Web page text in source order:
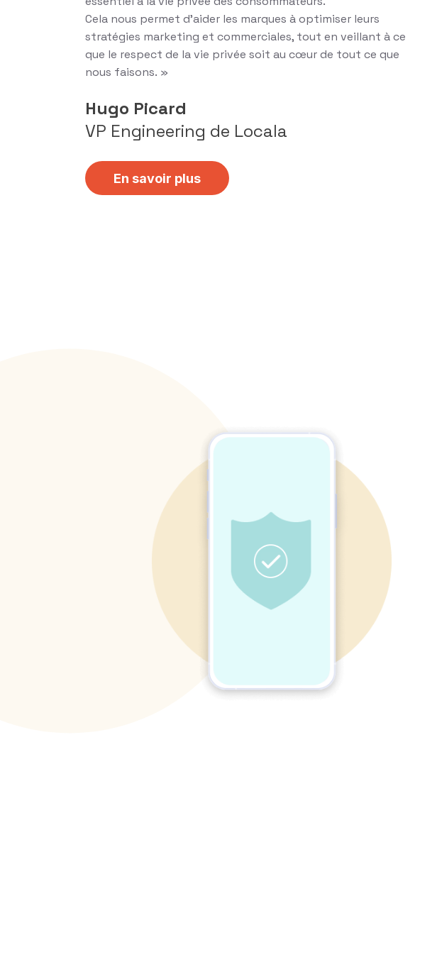
Cela nous permet d’aider les marques à optimiser leurs
stratégies marketing et commerciales, tout en veillant à ce
que le respect de la vie privée soit au cœur de tout ce que
nous faisons. »
Hugo Picard
VP Engineering de Locala
En savoir plus